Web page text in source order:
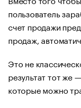
пользователь
счет продажи
продаж,
Это не
результат тот же
которые можно